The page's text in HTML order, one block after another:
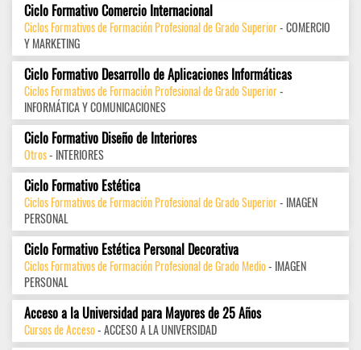
Ciclo Formativo Comercio Internacional
Ciclos Formativos de Formación Profesional de Grado Superior- COMERCIO
Y MARKETING
Ciclo Formativo Desarrollo de Aplicaciones Informáticas
Ciclos Formativos de Formación Profesional de Grado Superior-
INFORMÁTICA Y COMUNICACIONES
Ciclo Formativo Diseño de Interiores
Otros- INTERIORES
Ciclo Formativo Estética
Ciclos Formativos de Formación Profesional de Grado Superior- IMAGEN
PERSONAL
Ciclo Formativo Estética Personal Decorativa
Ciclos Formativos de Formación Profesional de Grado Medio- IMAGEN
PERSONAL
Acceso a la Universidad para Mayores de 25 Años
Cursos de Acceso- ACCESO A LA UNIVERSIDAD